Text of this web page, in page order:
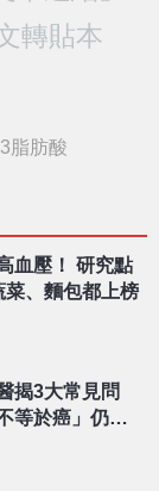
轉貼本
脂肪酸
血壓！ 研究點
、麵包都上榜
揭3大常見問
等於癌」仍須